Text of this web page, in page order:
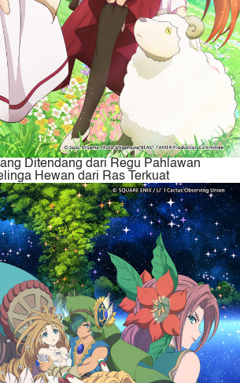
Ditendang dari Regu Pahlawan
Hewan dari Ras Terkuat